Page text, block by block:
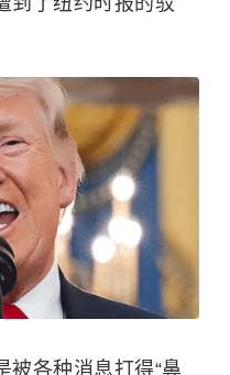
被各种消息打得“鼻